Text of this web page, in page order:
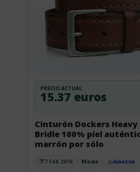
Publicado el
7 Feb 2016 Moda Amazon
Cinturón Dockers
Bridle 100% piel
marrón por sólo
PRECIO ACTUAL
15.37 euros